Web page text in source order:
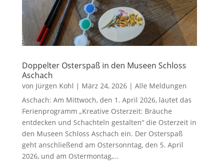
Doppelter Osterspaß in den Museen Schloss
Aschach
von Jürgen Kohl | März 24, 2026| Alle Meldungen
Aschach: Am Mittwoch, den 1. April 2026, läutet das
Ferienprogramm „Kreative Osterzeit: Bräuche
entdecken und Schachteln gestalten“ die Osterzeit in
den Museen Schloss Aschach ein. Der Osterspaß
geht anschließend am Ostersonntag, den 5. April
2026, und am Ostermontag,...